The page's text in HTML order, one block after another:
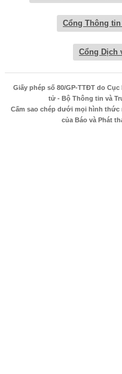
Cổng Thông
Cổng Dịch
Giấy phép số 80/GP-TTĐT do
tử - Bộ Thông tin và
Cấm sao chép dưới mọi hình thức
của Báo và Phát